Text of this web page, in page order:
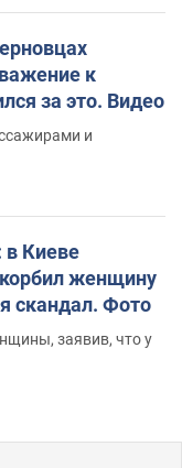
к
за это. Видео
и
в Киеве
женщину
скандал. Фото
заявив, что у